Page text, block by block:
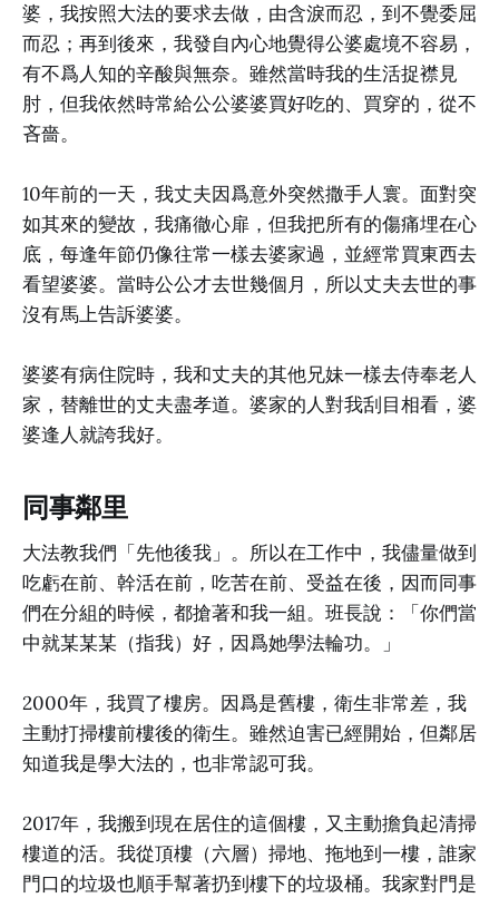
婆，我按照大法的要求去做，由含淚而忍，到不覺委屈
而忍；再到後來，我發自內心地覺得公婆處境不容易，
有不爲人知的辛酸與無奈。雖然當時我的生活捉襟見
肘，但我依然時常給公公婆婆買好吃的、買穿的，從不
吝嗇。
10年前的一天，我丈夫因爲意外突然撒手人寰。面對突
如其來的變故，我痛徹心扉，但我把所有的傷痛埋在心
底，每逢年節仍像往常一樣去婆家過，並經常買東西去
看望婆婆。當時公公才去世幾個月，所以丈夫去世的事
沒有馬上告訴婆婆。
婆婆有病住院時，我和丈夫的其他兄妹一樣去侍奉老人
家，替離世的丈夫盡孝道。婆家的人對我刮目相看，婆
婆逢人就誇我好。
同事鄰里
大法教我們「先他後我」。所以在工作中，我儘量做到
吃虧在前、幹活在前，吃苦在前、受益在後，因而同事
們在分組的時候，都搶著和我一組。班長說：「你們當
中就某某某（指我）好，因爲她學法輪功。」
2000年，我買了樓房。因爲是舊樓，衛生非常差，我
主動打掃樓前樓後的衛生。雖然迫害已經開始，但鄰居
知道我是學大法的，也非常認可我。
2017年，我搬到現在居住的這個樓，又主動擔負起清掃
樓道的活。我從頂樓（六層）掃地、拖地到一樓，誰家
門口的垃圾也順手幫著扔到樓下的垃圾桶。我家對門是